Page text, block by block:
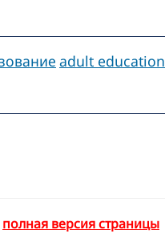
adult education
полная версия страницы